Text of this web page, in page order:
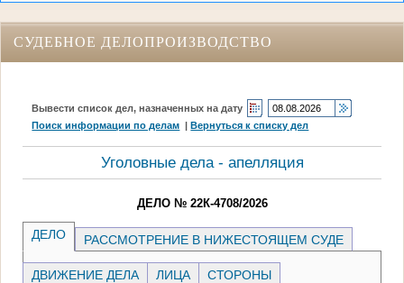
СУДЕБНОЕ ДЕЛОПРОИЗВОДСТВО
Вывести список дел, назначенных на дату
Поиск информации по делам |Вернуться к списку дел
Уголовные дела - апелляция
ДЕЛО № 22К-4708/2026
ДЕЛО РАССМОТРЕНИЕ В НИЖЕСТОЯЩЕМ СУДЕ
ДВИЖЕНИЕ ДЕЛА ЛИЦА СТОРОНЫ